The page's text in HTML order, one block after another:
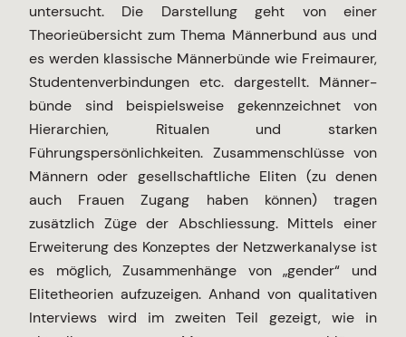
untersucht. Die Darstellung geht von einer
Theorieübersicht zum Thema Männerbund aus und
es werden klassische Männerbünde wie Freimaurer,
Studentenverbindungen etc. dargestellt. Männer-
bünde sind beispielsweise gekennzeichnet von
Hierarchien, Ritualen und starken
Führungspersönlichkeiten. Zusammenschlüsse von
Männern oder gesellschaftliche Eliten (zu denen
auch Frauen Zugang haben können) tragen
zusätzlich Züge der Abschliessung. Mittels einer
Erweiterung des Konzeptes der Netzwerkanalyse ist
es möglich, Zusammenhänge von „gender“ und
Elitetheorien aufzuzeigen. Anhand von qualitativen
Interviews wird im zweiten Teil gezeigt, wie in